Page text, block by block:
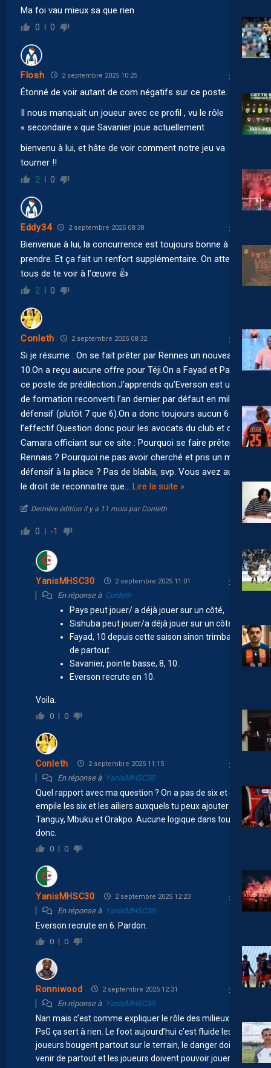
Ma foi vau mieux sa que rien
0 0
Flosh 2 septembre 2025 10:25
Étonné de voir autant de com négatifs sur ce poste.
Il nous manquait un joueur avec ce profil , vu le rôle
« secondaire » que Savanier joue actuellement
bienvenu à lui, et hâte de voir comment notre jeu va
tourner !!
2 0
Eddy34 2 septembre 2025 08:38
Bienvenue à lui, la concurrence est toujours bonne à
prendre. Et ça fait un renfort supplémentaire. On attend
tous de te voir à l’œuvre 👍
2 0
Conleth 2 septembre 2025 08:32
Si je résume : On se fait prêter par Rennes un nouveau
10.On a reçu aucune offre pour Téji.On a Fayad et Pays à
ce poste de prédilection.J’apprends qu’Everson est un 10
de formation reconverti l’an dernier par défaut en milieu
défensif (plutôt 7 que 6).On a donc toujours aucun 6 dans
l’effectif.Question donc pour les avocats du club et de
Camara officiant sur ce site : Pourquoi se faire prêter ce
Rennais ? Pourquoi ne pas avoir cherché et pris un milieu
défensif à la place ? Pas de blabla, svp. Vous avez aussi
le droit de reconnaitre que
Lire la suite »
Dernière édition il y a 11 mois par Conleth
0 -1
YanisMHSC30 2 septembre 2025 11:01
En réponse à Conleth
Pays peut jouer/ a déjà jouer sur un côté,
Sishuba peut jouer/a déjà jouer sur un côté
Fayad, 10 depuis cette saison sinon trimballe
de partout
Savanier, pointe basse, 8, 10..
Everson recrute en 10.
Voila.
0 0
Conleth 2 septembre 2025 11:15
En réponse à YanisMHSC30
Quel rapport avec ma question ? On a pas de six et on
empile les six et les ailiers auxquels tu peux ajouter
Tanguy, Mbuku et Orakpo. Aucune logique dans tout ça
donc.
0 0
YanisMHSC30 2 septembre 2025 12:23
En réponse à YanisMHSC30
Everson recrute en 6. Pardon.
0 0
Ronniwood 2 septembre 2025 12:31
En réponse à YanisMHSC30
Nan mais c’est comme expliquer le rôle des milieux du
PsG ça sert à rien. Le foot aujourd’hui c’est fluide les
joueurs bougent partout sur le terrain, le danger doit
venir de partout et les joueurs doivent pouvoir jouer